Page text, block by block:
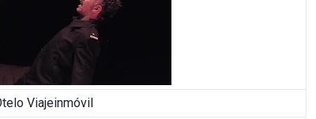
Viajeinmóvil